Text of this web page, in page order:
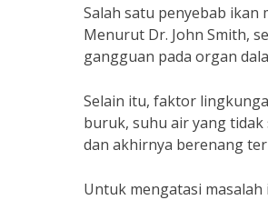
Salah satu penyebab ikan
Menurut Dr. John Smith,
gangguan pada organ
Selain itu, faktor
buruk, suhu air yang
dan akhirnya berenang
Untuk mengatasi